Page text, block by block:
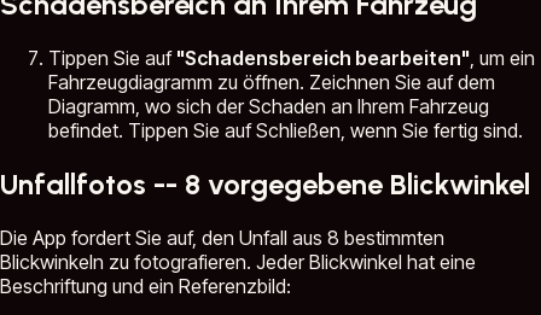
Tippen Sie auf "Schadensbereich bearbeiten" , um ein
Fahrzeugdiagramm zu öffnen. Zeichnen Sie auf dem
Diagramm, wo sich der Schaden an Ihrem Fahrzeug
befindet. Tippen Sie auf Schließen, wenn Sie fertig sind.
Unfallfotos -- 8 vorgegebene Blickwinkel
Die App fordert Sie auf, den Unfall aus 8 bestimmten
Blickwinkeln zu fotografieren. Jeder Blickwinkel hat eine
Beschriftung und ein Referenzbild: